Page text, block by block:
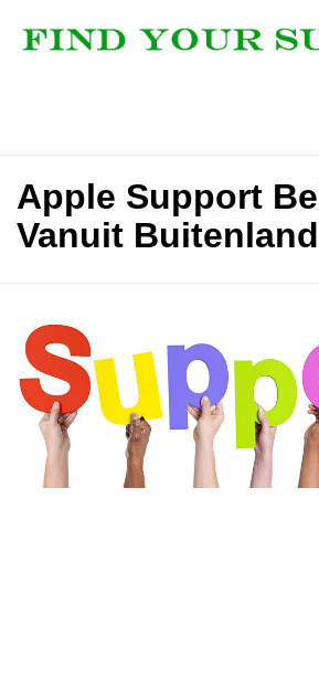
Apple Support
Vanuit Buitenland